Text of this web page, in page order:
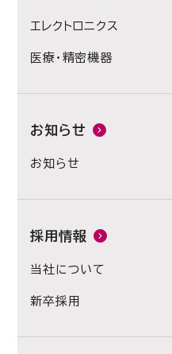
エレクトロニクス
医療・精密機器
お知らせ
お知らせ
採用情報
当社について
新卒採用